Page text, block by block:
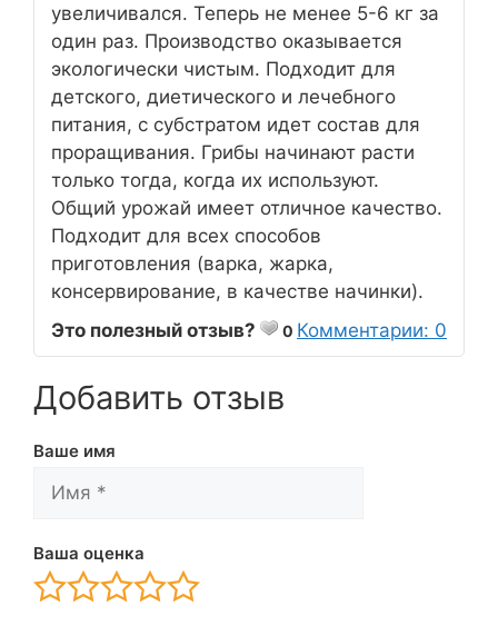
увеличивался. Теперь не менее 5-6 кг за
один раз. Производство оказывается
экологически чистым. Подходит для
детского, диетического и лечебного
питания, с субстратом идет состав для
проращивания. Грибы начинают расти
только тогда, когда их используют.
Общий урожай имеет отличное качество.
Подходит для всех способов
приготовления (варка, жарка,
консервирование, в качестве начинки).
Это полезный отзыв?
0 Комментарии: 0
Добавить отзыв
Ваше имя
Ваша оценка